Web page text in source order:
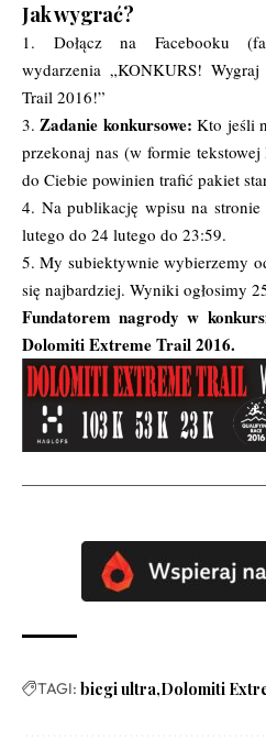
Jak wygrać?
1. Dołącz na Facebooku
wydarzenia „KONKURS!
Trail 2016!”
3.Zadanie konkursowe: Kto jeśli
przekonaj nas (w formie
do Ciebie powinien trafić pakiet
4. Na publikację wpisu na
lutego do 24 lutego do 23:59.
5. My subiektywnie wybierzemy
się najbardziej. Wyniki ogłosimy
Fundatorem nagrody w
Dolomiti Extreme Trail 2016.
TAGI: biegi ultra Dolomiti